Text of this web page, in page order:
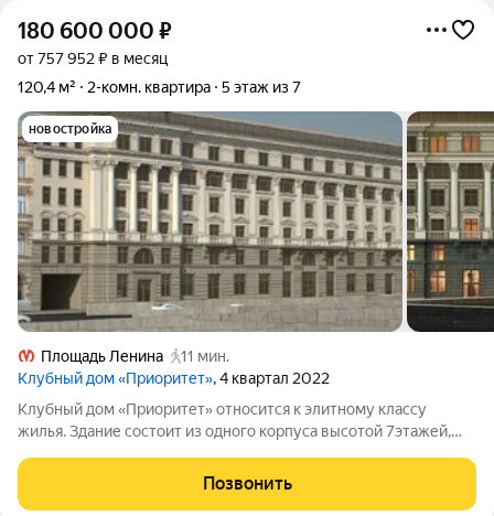
180 600 000 ₽
от 757 952 ₽ в месяц
120,4 м²
2-комн. квартира 5 этаж из 7
новостройка
Площадь Ленина
11 мин.
Клубный дом «Приоритет», 4 квартал 2022
Клубный дом «Приоритет» относится к элитному классу
жилья. Здание состоит из одного корпуса высотой 7этажей,
При строительстве использованы такие материалы, как
монолит, штукатурка, гранит и
Позвонить